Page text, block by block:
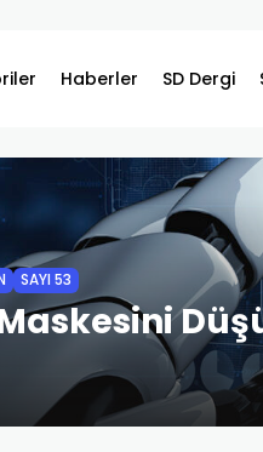
Haberler SD Dergi
SAYI 53